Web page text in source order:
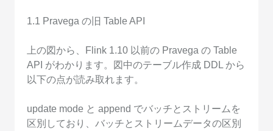
1.1 Pravega の旧 Table API
上の図から、Flink 1.10 以前の Pravega の Table
API がわかります。図中のテーブル作成 DDL から
以下の点が読み取れます。
update mode と append でバッチとストリームを
区別しており、バッチとストリームデータの区別